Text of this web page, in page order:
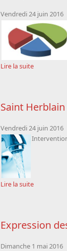
Vendredi 24 juin 2016
Lire la suite
Saint
Vendredi 24 juin 2016
Lire la suite
Expression
Dimanche 1 mai 2016